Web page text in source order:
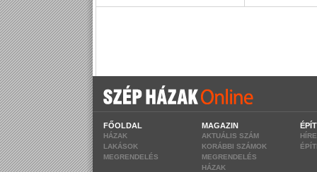
FŐOLDAL
HÁZAK
LAKÁSOK
MEGRENDELÉS
MAGAZIN
AKTUÁLIS SZÁM
KORÁBBI SZÁMOK
MEGRENDELÉS
HÁZAK